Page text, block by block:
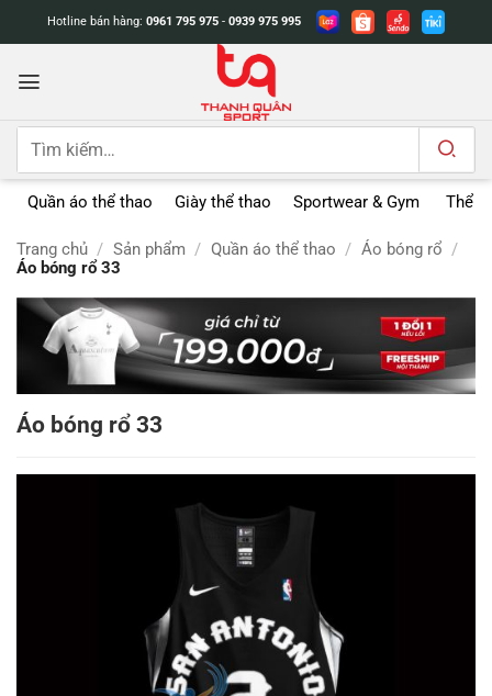
dung
Hotline bán hàng: 0961 795 975 - 0939 975 995
Tìm
Quần áo thể thao Giày thể thao Sportwear & Gym Thể
Trang chủ / Sản phẩm / Quần áo thể thao / Áo bóng rổ /
Áo bóng rổ 33
Áo bóng rổ 33